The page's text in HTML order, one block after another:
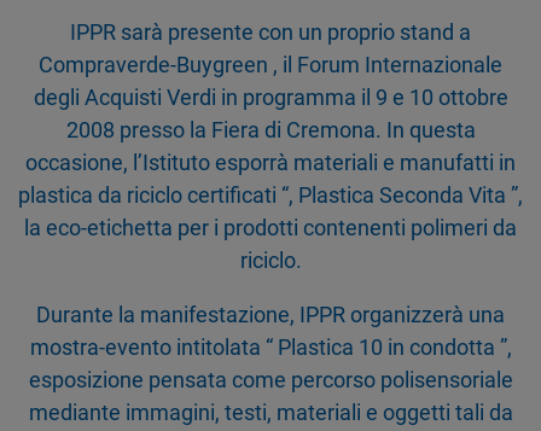
IPPR sarà presente con un proprio stand a
Compraverde-Buygreen , il Forum Internazionale
degli Acquisti Verdi in programma il 9 e 10 ottobre
2008 presso la Fiera di Cremona. In questa
occasione, l’Istituto esporrà materiali e manufatti in
plastica da riciclo certificati “, Plastica Seconda Vita ”,
la eco-etichetta per i prodotti contenenti polimeri da
riciclo.
Durante la manifestazione, IPPR organizzerà una
mostra-evento intitolata “ Plastica 10 in condotta ”,
esposizione pensata come percorso polisensoriale
mediante immagini, testi, materiali e oggetti tali da